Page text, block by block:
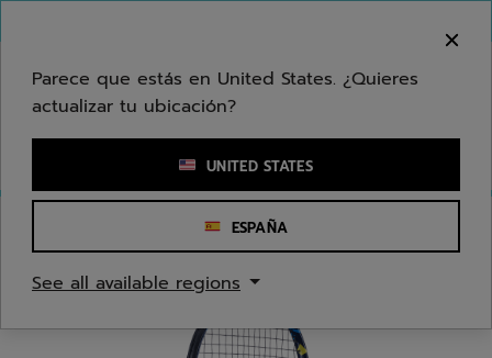
Ingresar una palabra clave o un número de artículo
Parece que estás en United States. ¿Quieres
actualizar tu ubicación?
UNITED STATES
ESPAÑA
See all available regions